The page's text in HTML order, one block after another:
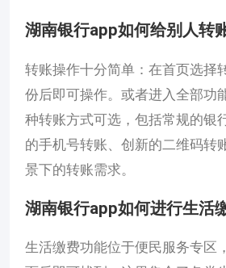
湖南银行app如何给别人转
转账操作十分简单：在首页选择
份后即可操作。或者进入全部功
种转账方式可选，包括常规的银
的手机号转账、创新的二维码转
景下的转账需求。
湖南银行app如何进行生活
生活缴费功能位于便民服务专区